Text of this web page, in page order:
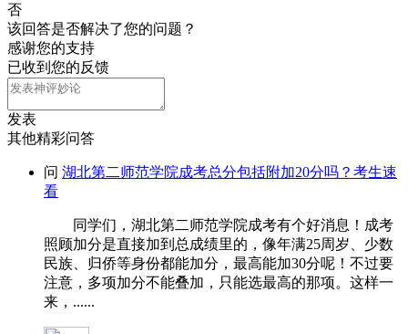
否
该回答是否解决了您的问题？
感谢您的支持
已收到您的反馈
发表
其他精彩问答
问 湖北第二师范学院成考总分包括附加20分吗？考生速
看
同学们，湖北第二师范学院成考有个好消息！成考
照顾加分是直接加到总成绩里的，像年满25周岁、少数
民族、归侨等身份都能加分，最高能加30分呢！不过要
注意，多项加分不能叠加，只能选最高的那项。这样一
来，......